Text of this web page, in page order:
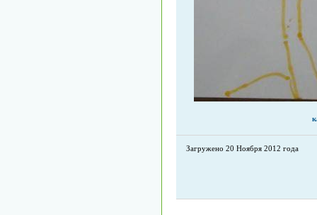
Загружено 20 Ноября 2012 года